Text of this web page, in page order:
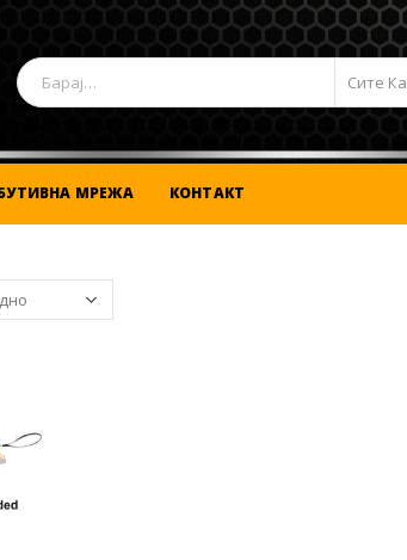
Сите
МРЕЖА КОНТАКТ